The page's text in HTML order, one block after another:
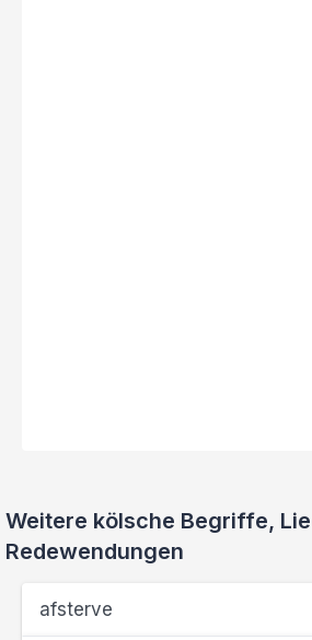
Weitere kölsche Begriffe,
Redewendungen
afsterve